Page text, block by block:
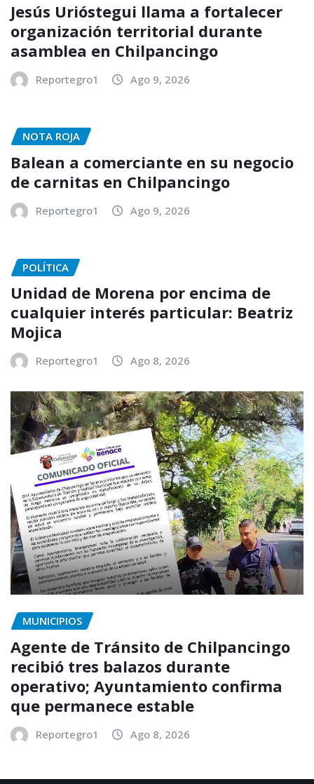
Jesús Urióstegui llama a fortalecer
organización territorial durante
asamblea en Chilpancingo
Reportegro1 Ago 9, 2026
NOTA ROJA
Balean a comerciante en su negocio
de carnitas en Chilpancingo
Reportegro1 Ago 9, 2026
POLÍTICA
Unidad de Morena por encima de
cualquier interés particular: Beatriz
Mojica
Reportegro1 Ago 8, 2026
MUNICIPIOS
Agente de Tránsito de Chilpancingo
recibió tres balazos durante
operativo; Ayuntamiento confirma
que permanece estable
Reportegro1 Ago 8, 2026